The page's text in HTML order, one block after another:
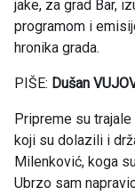
jake, za grad Bar,
programom i
hronika grada.
PIŠE: Dušan
Pripreme su
koji su dolazili i
Milenković, koga
Ubrzo sam